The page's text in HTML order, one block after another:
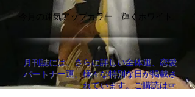
今月の運気アップカラー 輝くホワイト
月刊誌には、さらに詳しい全体運、恋愛
パートナー運、様々な特別な日が掲載さ
れています。ご購読は☞